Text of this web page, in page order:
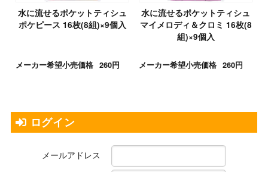
水に流せるポケットティシュ
ポケピース 16枚(8組)×9個入
メーカー希望小売価格 260円
水に流せるポケットティシュ
マイメロディ＆クロミ 16枚(8
組)×9個入
メーカー希望小売価格 260円
ログイン
メールアドレス